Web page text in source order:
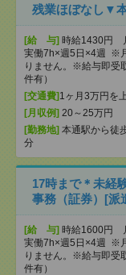
残業ほぼなし▼
[給 与] 時給1430円
実働7h×週5日×4週 ※
りません。※給与即受
件有）
[交通費] 1ヶ月3万円を
[月収例] 20～25万円
[勤務地] 本通駅から徒
分
17時まで＊未経
事務（証券）[派
[給 与] 時給1600円
実働7h×週5日×4週 ※
りません。※給与即受
件有）